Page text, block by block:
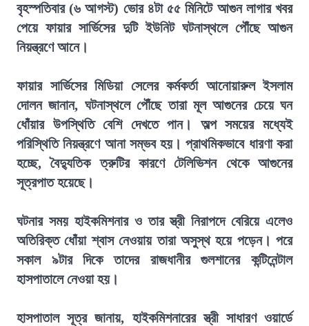
বৃহস্পতিবার (৬ আগস্ট) ভোর ৪টা ৫৫ মিনিটে আগুন লাগার খবর
পেয়ে ফায়ার সার্ভিসের দুটি ইউনিট ঘটনাস্থলে পৌঁছে আগুন
নিয়ন্ত্রণে আনে।
ফায়ার সার্ভিসের মিডিয়া সেলের কর্মকর্তা আনোয়ারুল ইসলাম
দোলন জানান, ঘটনাস্থলে পৌঁছে তারা মূল আগুনের চেয়ে ঘন
ধোঁয়ার উপস্থিতি বেশি দেখতে পান। অল্প সময়ের মধ্যেই
পরিস্থিতি নিয়ন্ত্রণে আনা সম্ভব হয়। প্রাথমিকভাবে ধারণা করা
হচ্ছে, বৈদ্যুতিক ত্রুটির কারণে টেলিভিশন থেকে আগুনের
সূত্রপাত হয়েছে।
ঘটনার সময় হাইকমিশনার ও তার স্ত্রী নিরাপদে বেরিয়ে এলেও
অতিরিক্ত ধোঁয়া শ্বাস নেওয়ায় তারা অসুস্থ হয়ে পড়েন। পরে
সকাল ৯টার দিকে তাদের রাজধানীর গুলশানের কন্টিনেন্টাল
হাসপাতালে নেওয়া হয়।
হাসপাতাল সূত্র জানায়, হাইকমিশনারের স্ত্রী সাধারণ ওয়ার্ডে